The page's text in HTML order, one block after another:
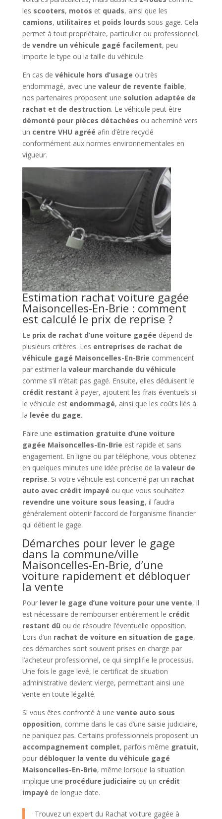
les scooters, motos et quads, ainsi que les
camions, utilitaires et poids lourds sous gage. Cela
permet à tout propriétaire, particulier ou professionnel,
de vendre un véhicule gagé facilement, peu
importe le type ou la taille du véhicule.
En cas de véhicule hors d’usage ou très
endommagé, avec une valeur de revente faible,
nos partenaires proposent une solution adaptée de
rachat et de destruction. Le véhicule peut être
démonté pour pièces détachées ou acheminé vers
un centre VHU agréé afin d’être recyclé
conformément aux normes environnementales en
vigueur.
Estimation rachat voiture gagée
Maisoncelles-En-Brie : comment
est calculé le prix de reprise ?
Le prix de rachat d’une voiture gagée dépend de
plusieurs critères. Les entreprises de rachat de
véhicule gagé Maisoncelles-En-Brie commencent
par estimer la valeur marchande du véhicule
comme s’il n’était pas gagé. Ensuite, elles déduisent le
crédit restant à payer, ajoutent les frais éventuels si
le véhicule est endommagé, ainsi que les coûts liés à
la levée du gage.
Faire une estimation gratuite d’une voiture
gagée Maisoncelles-En-Brie est rapide et sans
engagement. En ligne ou par téléphone, vous obtenez
en quelques minutes une idée précise de la valeur de
reprise. Si votre véhicule est concerné par un rachat
auto avec crédit impayé ou que vous souhaitez
revendre une voiture sous leasing, il faudra
généralement obtenir l’accord de l’organisme financier
qui détient le gage.
Démarches pour lever le gage
dans la commune/ville
Maisoncelles-En-Brie, d’une
voiture rapidement et débloquer
la vente
Pour lever le gage d’une voiture pour une vente, il
est nécessaire de rembourser entièrement le crédit
restant dû ou de résoudre l’éventuelle opposition.
Lors d’un rachat de voiture en situation de gage,
ces démarches sont souvent prises en charge par
l’acheteur professionnel, ce qui simplifie le processus.
Une fois le gage levé, le certificat de situation
administrative devient vierge, permettant ainsi une
vente en toute légalité.
Si vous êtes confronté à une vente auto sous
opposition, comme dans le cas d’une saisie judiciaire,
ne paniquez pas. Certains professionnels proposent un
accompagnement complet, parfois même gratuit,
pour débloquer la vente du véhicule gagé
Maisoncelles-En-Brie, même lorsque la situation
implique une procédure judiciaire ou un crédit
impayé de longue date.
Trouvez un expert du Rachat voiture gagée à